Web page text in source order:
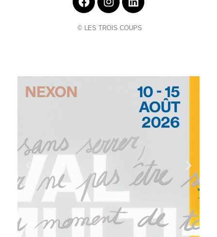
© LES TROIS COUPS